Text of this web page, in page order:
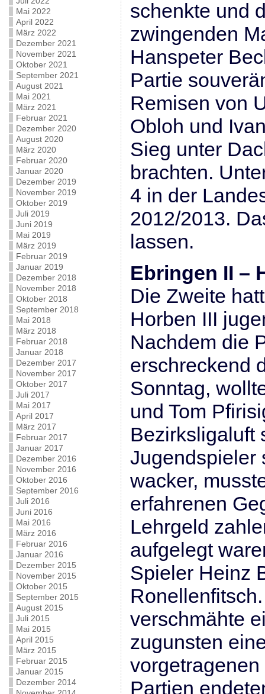
Mai 2022
April 2022
März 2022
Dezember 2021
November 2021
Oktober 2021
September 2021
August 2021
Mai 2021
März 2021
Februar 2021
Dezember 2020
August 2020
März 2020
Februar 2020
Januar 2020
Dezember 2019
November 2019
Oktober 2019
Juli 2019
Juni 2019
Mai 2019
März 2019
Februar 2019
Januar 2019
Dezember 2018
November 2018
Oktober 2018
September 2018
Mai 2018
März 2018
Februar 2018
Januar 2018
Dezember 2017
November 2017
Oktober 2017
Juli 2017
Mai 2017
April 2017
März 2017
Februar 2017
Januar 2017
Dezember 2016
November 2016
Oktober 2016
September 2016
Juli 2016
Juni 2016
Mai 2016
März 2016
Februar 2016
Januar 2016
Dezember 2015
November 2015
Oktober 2015
September 2015
August 2015
Juli 2015
Mai 2015
April 2015
März 2015
Februar 2015
Januar 2015
Dezember 2014
schenkte und
zwingenden
Hanspeter
Partie
Remisen von
Obloh und
Sieg unter
brachten.
4 in der
2012/2013.
lassen.
Ebringen II –
Die Zweite
Horben III
Nachdem die
erschreckend
Sonntag,
und Tom
Bezirksligaluft
Jugendspieler
wacker,
erfahrenen
Lehrgeld
aufgelegt
Spieler Heinz
verschmähte
zugunsten
Partien